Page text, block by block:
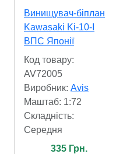
Винищувач-біплан
Kawasaki Ki-10-I
ВПС Японії
Код товару:
AV72005
Виробник: Avis
Маштаб: 1:72
Складність:
Cередня
335 Грн.